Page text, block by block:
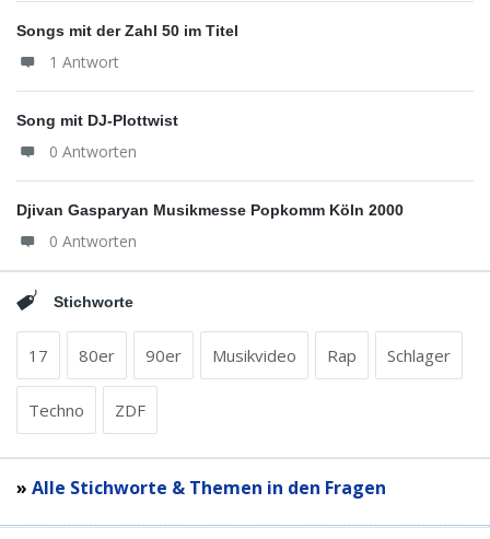
Songs mit der Zahl 50 im Titel
1 Antwort
Song mit DJ-Plottwist
0 Antworten
Djivan Gasparyan Musikmesse Popkomm Köln 2000
0 Antworten
Stichworte
17 80er 90er Musikvideo Rap Schlager
Techno ZDF
» Alle Stichworte & Themen in den Fragen